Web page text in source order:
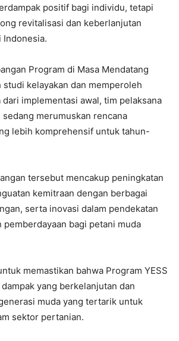
positif bagi individu, tetapi
revitalisasi dan keberlanjutan
Program di Masa Mendatang
studi kelayakan dan memperoleh
implementasi awal, tim pelaksana
sedang merumuskan rencana
lebih komprehensif untuk tahun-
tersebut mencakup peningkatan
kemitraan dengan berbagai
serta inovasi dalam pendekatan
pemberdayaan bagi petani muda
memastikan bahwa Program YESS
yang berkelanjutan dan
muda yang tertarik untuk
sektor pertanian.